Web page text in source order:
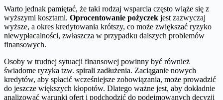
Warto jednak pamiętać, że taki rodzaj wsparcia często wiąże się z
wyższymi kosztami. Oprocentowanie pożyczek jest zazwyczaj
wyższe, a okres kredytowania krótszy, co może zwiększać ryzyko
niewypłacalności, zwłaszcza w przypadku dalszych problemów
finansowych.
Osoby w trudnej sytuacji finansowej powinny być również
świadome ryzyka tzw. spirali zadłużenia. Zaciąganie nowych
kredytów, aby spłacić wcześniejsze zobowiązania, może prowadzić
do jeszcze większych kłopotów. Dlatego ważne jest, aby dokładnie
analizować warunki ofert i podchodzić do podejmowanych decyzji